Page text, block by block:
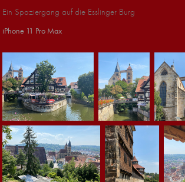
Ein Spaziergang auf die Esslinger Burg
iPhone 11 Pro Max